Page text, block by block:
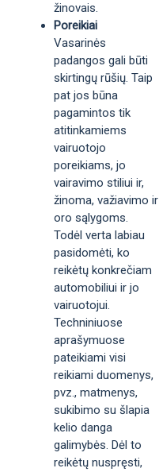
žinovais.
Poreikiai
Vasarinės
padangos gali būti
skirtingų rūšių. Taip
pat jos būna
pagamintos tik
atitinkamiems
vairuotojo
poreikiams, jo
vairavimo stiliui ir,
žinoma, važiavimo ir
oro sąlygoms.
Todėl verta labiau
pasidomėti, ko
reikėtų konkrečiam
automobiliui ir jo
vairuotojui.
Techniniuose
aprašymuose
pateikiami visi
reikiami duomenys,
pvz., matmenys,
sukibimo su šlapia
kelio danga
galimybės. Dėl to
reikėtų nuspręsti,